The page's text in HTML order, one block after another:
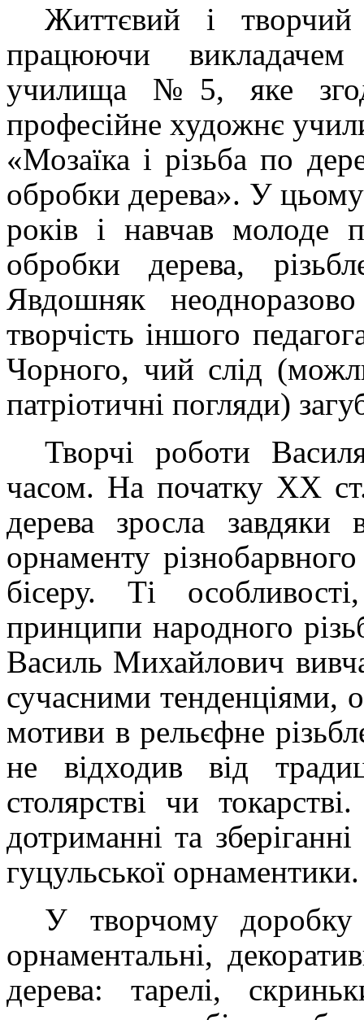
Життєвий і
працюючи викладачем
училища №5, яке
професійне художнє
«Мозаїка і різьба по
обробки дерева». У
років і навчав молоде
обробки дерева,
Явдошняк
творчість іншого
Чорного, чий слід
патріотичні погляди)
Творчі роботи
часом. На початку ХХ ст.
дерева зросла завдяки
орнаменту
бісеру. Ті
принципи народного
Василь Михайлович
сучасними тенденціями,
мотиви в рельєфне
не відходив від
столярстві чи
дотриманні та
гуцульської орнаментики.
У творчому доробку
орнаментальні,
дерева: тарелі,